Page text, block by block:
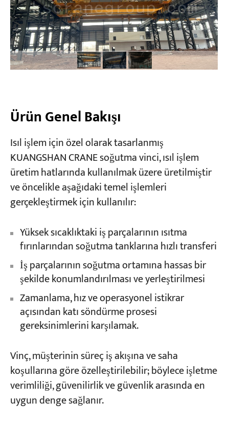
Ürün Genel Bakışı
Isıl işlem için özel olarak tasarlanmış
KUANGSHAN CRANE soğutma vinci, ısıl işlem
üretim hatlarında kullanılmak üzere üretilmiştir
ve öncelikle aşağıdaki temel işlemleri
gerçekleştirmek için kullanılır:
Yüksek sıcaklıktaki iş parçalarının ısıtma
fırınlarından soğutma tanklarına hızlı transferi
İş parçalarının soğutma ortamına hassas bir
şekilde konumlandırılması ve yerleştirilmesi
Zamanlama, hız ve operasyonel istikrar
açısından katı söndürme prosesi
gereksinimlerini karşılamak.
Vinç, müşterinin süreç iş akışına ve saha
koşullarına göre özelleştirilebilir; böylece işletme
verimliliği, güvenilirlik ve güvenlik arasında en
uygun denge sağlanır.